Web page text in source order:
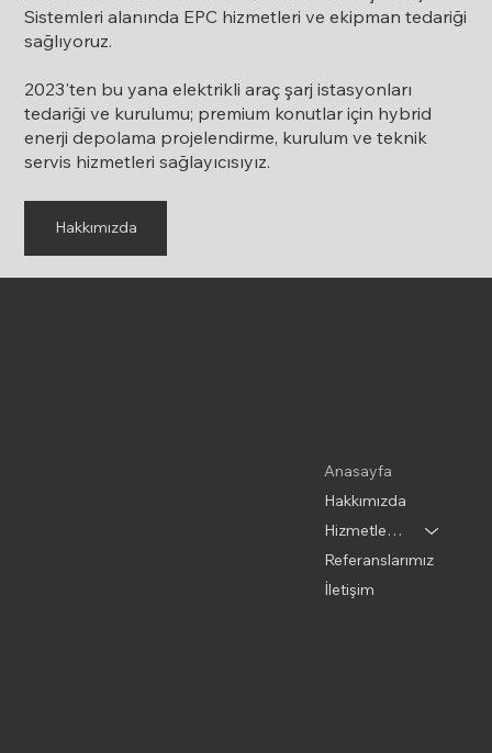
Sistemleri alanında EPC hizmetleri ve ekipman tedariği
sağlıyoruz.
2023'ten bu yana elektrikli araç şarj istasyonları
tedariği ve kurulumu; premium konutlar için hybrid
enerji depolama projelendirme, kurulum ve teknik
servis hizmetleri sağlayıcısıyız.
Hakkımızda
Anasayfa
Hakkımızda
Hizmetlerimiz
Referanslarımız
İletişim